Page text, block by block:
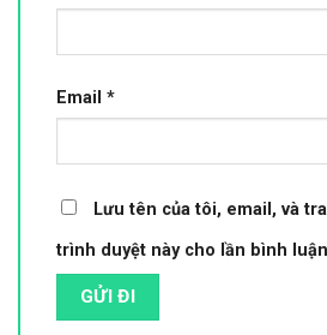
Email *
Lưu tên của tôi, email, và
trình duyệt này cho lần bình